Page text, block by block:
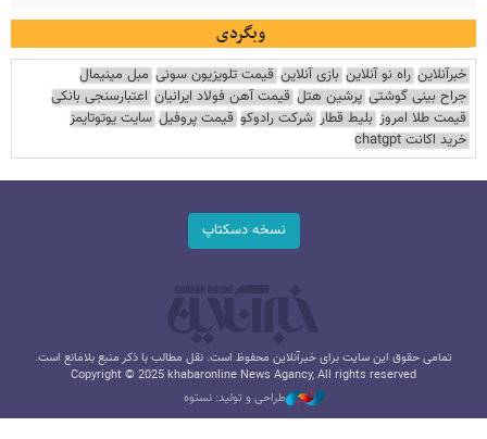
وبگردی
خبرآنلاین راه نو آنلاین بازی آنلاین قیمت تلویزیون سونی مبل مینیمال
جراح بینی گوشتی پرشین هتل قیمت آهن فولاد ایرانیان اعتبارسنجی بانکی
قیمت طلا امروز بلیط قطار شرکت رادوکو قیمت پروفیل سایت یوتوتایمز
خرید اکانت chatgpt
نسخه دسکتاپ
تمامی حقوق این سایت برای خبرآنلاین محفوظ است. نقل مطالب با ذکر منبع بلامانع است.
Copyright © 2025 khabaronline News Agancy, All rights reserved
طراحی و تولید: نستوه